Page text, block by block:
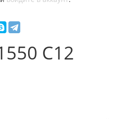
C12